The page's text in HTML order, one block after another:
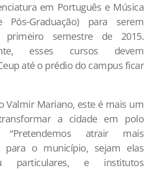
em Português e Música
Graduação) para serem
primeiro semestre de 2015.
esses cursos devem
até o prédio do campus ficar
Valmir Mariano, este é mais um
a cidade em polo
“Pretendemos atrair mais
para o município, sejam elas
particulares, e institutos